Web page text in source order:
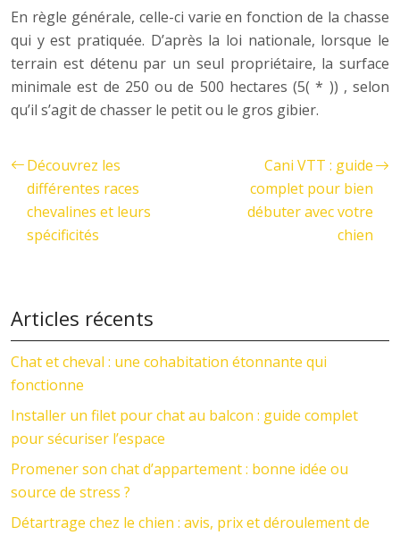
En règle générale, celle-ci varie en fonction de la chasse
qui y est pratiquée. D’après la loi nationale, lorsque le
terrain est détenu par un seul propriétaire, la surface
minimale est de 250 ou de 500 hectares (5( * )) , selon
qu’il s’agit de chasser le petit ou le gros gibier.
Découvrez les
différentes races
chevalines et leurs
spécificités
Cani VTT : guide
complet pour bien
débuter avec votre
chien
Articles récents
Chat et cheval : une cohabitation étonnante qui
fonctionne
Installer un filet pour chat au balcon : guide complet
pour sécuriser l’espace
Promener son chat d’appartement : bonne idée ou
source de stress ?
Détartrage chez le chien : avis, prix et déroulement de